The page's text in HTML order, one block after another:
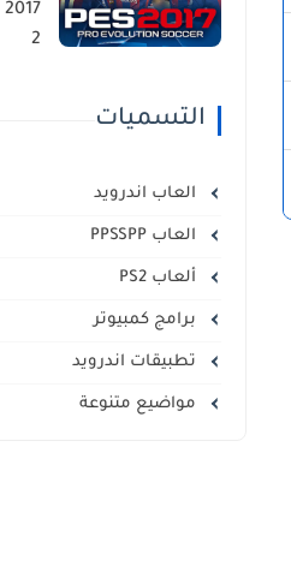
2
التسميات
العاب اندرويد
العاب PPSSPP
ألعاب PS2
برامج كمبيوتر
تطبيقات اندرويد
مواضيع متنوعة